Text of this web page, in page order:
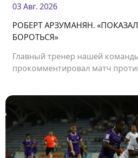
03 Авг. 2026
РОБЕРТ АРЗУМАНЯН.
БОРОТЬСЯ»
Главный тренер нашей
прокомментировал матч